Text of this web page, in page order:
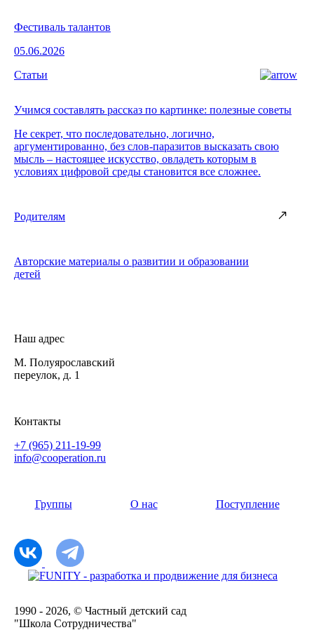
Фестиваль талантов
05.06.2026
Статьи
Учимся составлять рассказ по картинке: полезные советы
Не секрет, что последовательно, логично,
аргументированно, без слов-паразитов высказать свою
мысль – настоящее искусство, овладеть которым в
условиях цифровой среды становится все сложнее.
Родителям
Авторские материалы о развитии и образовании
детей
Наш адрес
М. Полуярославский
переулок, д. 1
Контакты
+7 (965) 211-19-99
info@cooperation.ru
Группы О нас Поступление
1990 - 2026, © Частный детский сад
"Школа Сотрудничества"